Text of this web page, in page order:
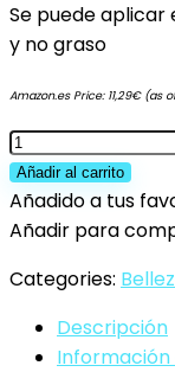
Se puede aplicar
y no graso
Amazon.es Price: 11,29€(as
Pinturas
faciales
12
en
para
rostro,
pintura
Añadir al carrito
Añadido a tus
Añadir para
Categories:
Descripción
Información